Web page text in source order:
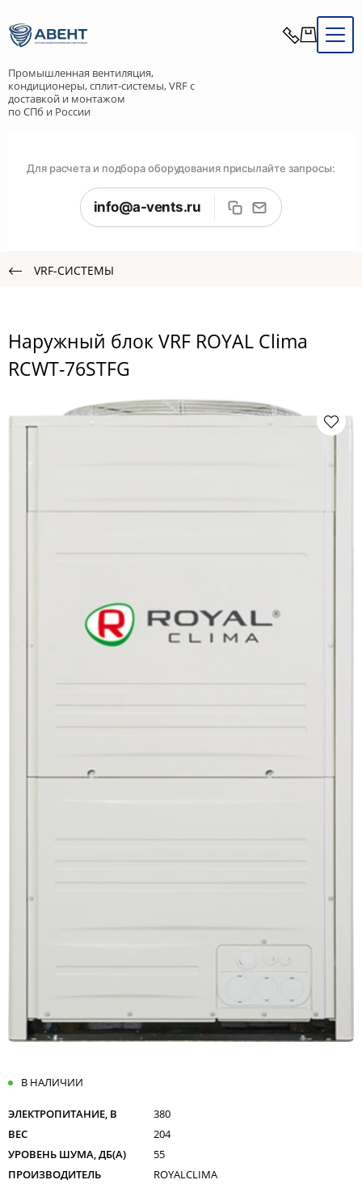
Промышленная вентиляция,
кондиционеры, сплит-системы, VRF с
доставкой и монтажом
по СПб и России
Для расчета и подбора оборудования присылайте запросы:
info@a-vents.ru
VRF-СИСТЕМЫ
Наружный блок VRF ROYAL Clima
RCWT-76STFG
В НАЛИЧИИ
ЭЛЕКТРОПИТАНИЕ, В
380
ВЕС
204
УРОВЕНЬ ШУМА, ДБ(А)
55
ПРОИЗВОДИТЕЛЬ
ROYALCLIMA